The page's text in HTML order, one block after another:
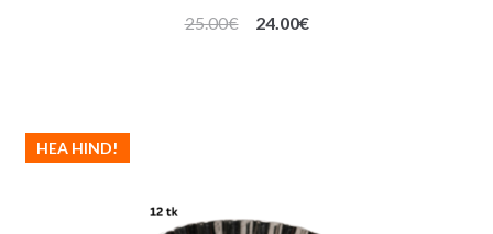
25.00€
Algne
24.00€Praegune
HEA HIND!